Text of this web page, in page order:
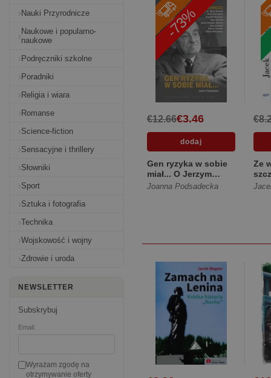
Nauki Przyrodnicze
Naukowe i popularno-
naukowe
Podręczniki szkolne
Poradniki
Religia i wiara
Romanse
Science-fiction
Sensacyjne i thrillery
Słowniki
Sport
Sztuka i fotografia
Technika
Wojskowość i wojny
Zdrowie i uroda
NEWSLETTER
Subskrybuj
Email:
Wyrażam zgodę na
otrzymywanie oferty
-73%
€3.46
€12.66
Gen ryzyka w sobie
miał... O Jerzym
Turowiczu
Joanna Podsadecka
Ze